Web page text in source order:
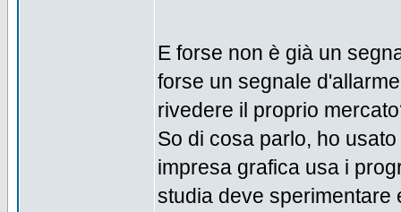
E forse non è già un
forse un segnale
rivedere il proprio
So di cosa parlo, ho
impresa grafica usa i
studia deve sperimentare